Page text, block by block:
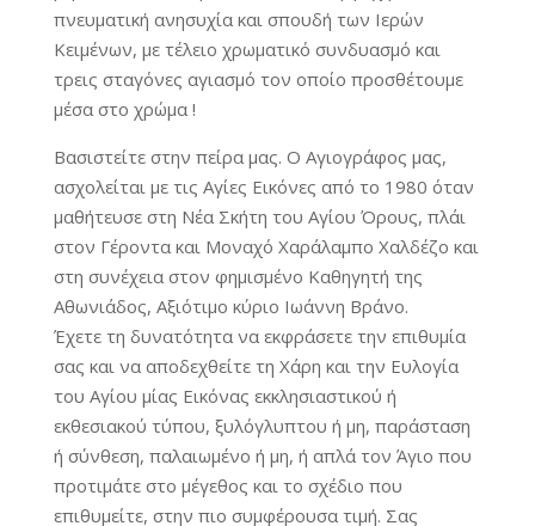
πνευματική ανησυχία και σπουδή των Ιερών
Κειμένων, με τέλειο χρωματικό συνδυασμό και
τρεις σταγόνες αγιασμό τον οποίο προσθέτουμε
μέσα στο χρώμα !
Βασιστείτε στην πείρα μας. Ο Αγιογράφος μας,
ασχολείται με τις Αγίες Εικόνες από το 1980 όταν
μαθήτευσε στη Νέα Σκήτη του Αγίου Όρους, πλάι
στον Γέροντα και Μοναχό Χαράλαμπο Χαλδέζο και
στη συνέχεια στον φημισμένο Καθηγητή της
Αθωνιάδος, Αξιότιμο κύριο Ιωάννη Βράνο.
Έχετε τη δυνατότητα να εκφράσετε την επιθυμία
σας και να αποδεχθείτε τη Χάρη και την Ευλογία
του Αγίου μίας Εικόνας εκκλησιαστικού ή
εκθεσιακού τύπου, ξυλόγλυπτου ή μη, παράσταση
ή σύνθεση, παλαιωμένο ή μη, ή απλά τον Άγιο που
προτιμάτε στο μέγεθος και το σχέδιο που
επιθυμείτε, στην πιο συμφέρουσα τιμή. Σας